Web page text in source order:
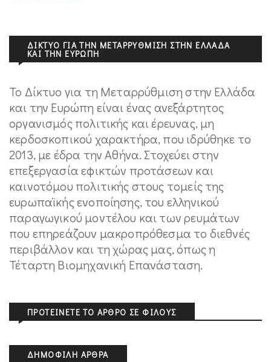
ΔΊΚΤΥΟ ΓΙΑ ΤΗΝ ΜΕΤΑΡΡΎΘΜΙΣΗ ΣΤΗΝ ΕΛΛΆΔΑ
ΚΑΙ ΤΗΝ ΕΥΡΏΠΗ
Το Δίκτυο για τη Μεταρρύθμιση στην Ελλάδα
και την Ευρώπη είναι ένας ανεξάρτητος
οργανισμός πολιτικής και έρευνας, μη
κερδοσκοπικού χαρακτήρα, που ιδρύθηκε το
2013, με έδρα την Αθήνα. Στοχεύει στην
επεξεργασία εφικτών προτάσεων και
καινοτόμου πολιτικής στους τομείς της
ευρωπαϊκής ενοποίησης, του ελληνικού
παραγωγικού μοντέλου και των ρευμάτων
που επηρεάζουν μακροπρόθεσμα το διεθνές
περιβάλλον και τη χώρας μας, όπως η
Τέταρτη Βιομηχανική Επανάσταση.
ΠΡΟΤΕΊΝΕΤΕ ΤΟ ΆΡΘΡΟ ΣΕ ΦΊΛΟΥΣ
ΔΗΜΟΦΙΛΉ ΆΡΘΡΑ